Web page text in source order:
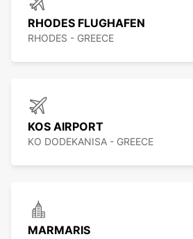
RHODES FLUGHAFEN
RHODES - GREECE
KOS AIRPORT
KO DODEKANISA - GREECE
MARMARIS